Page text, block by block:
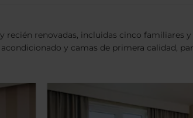
renovadas, incluidas cinco familiares
y camas de primera calidad,